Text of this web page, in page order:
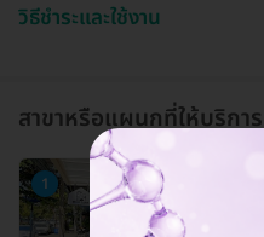
วิธีชำระและใช้งาน
สาขาหรือแผนกที่ให้บริการ
1